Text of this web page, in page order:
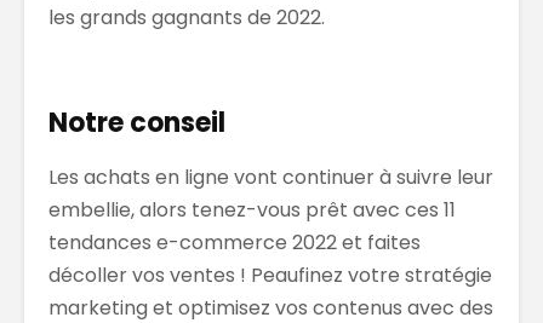
les grands gagnants de 2022.
Notre conseil
Les achats en ligne vont continuer à suivre leur
embellie, alors tenez-vous prêt avec ces 11
tendances e-commerce 2022 et faites
décoller vos ventes ! Peaufinez votre stratégie
marketing et optimisez vos contenus avec des